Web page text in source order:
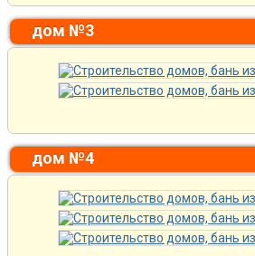
дом №3
дом №4